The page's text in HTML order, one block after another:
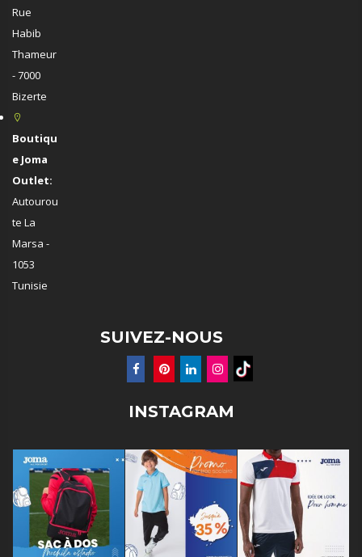
Rue
Habib
Thameur
- 7000
Bizerte
Boutiqu
e Joma
Outlet:
Autourou
te La
Marsa -
1053
Tunisie
SUIVEZ-NOUS
INSTAGRAM